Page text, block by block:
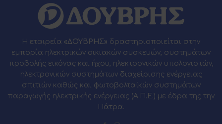
Η εταιρεία «ΔΟΥΒΡΗΣ» δραστηριοποιείται στην
εμπορία ηλεκτρικών οικιακών συσκευών, συστημάτων
προβολής εικόνας και ήχου, ηλεκτρονικών υπολογιστών,
ηλεκτρονικών συστημάτων διαχείρισης ενέργειας
σπιτιών καθώς και φωτοβολταϊκών συστημάτων
παραγωγής ηλεκτρικής ενέργειας (Α.Π.Ε.) με έδρα της την
Πάτρα.